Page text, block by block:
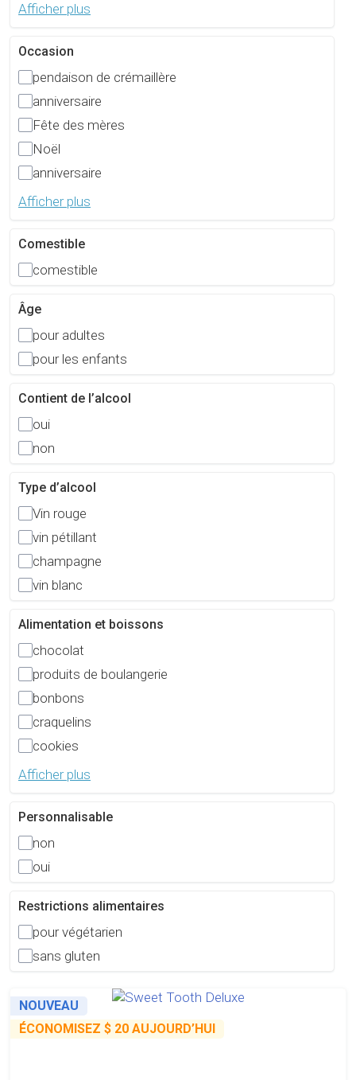
Afficher plus
Occasion
pendaison de crémaillère
anniversaire
Fête des mères
Noël
anniversaire
Afficher plus
Comestible
comestible
Âge
pour adultes
pour les enfants
Contient de l’alcool
oui
non
Type d’alcool
Vin rouge
vin pétillant
champagne
vin blanc
Alimentation et boissons
chocolat
produits de boulangerie
bonbons
craquelins
cookies
Afficher plus
Personnalisable
non
oui
Restrictions alimentaires
pour végétarien
sans gluten
NOUVEAU
ÉCONOMISEZ $ 20 AUJOURD’HUI